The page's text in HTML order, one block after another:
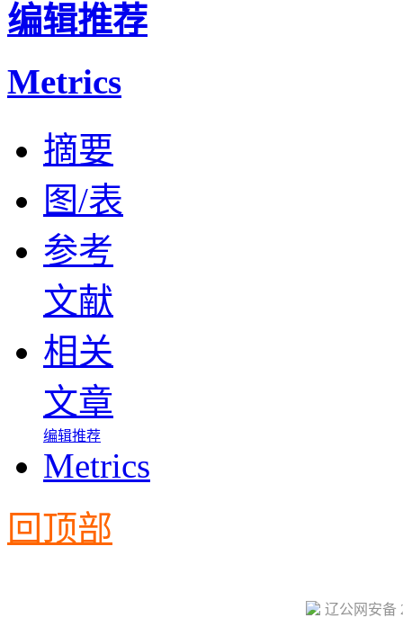
编辑推荐
Metrics
摘要
图/表
参考
文献
相关
文章
编辑推荐
Metrics
回顶部
辽公网安备